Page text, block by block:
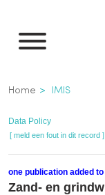
naar
inhoud
gaan
Kruimelpad
Home IMIS
Data Policy
[ meld een fout in dit record ]
one publication added
Zand- en